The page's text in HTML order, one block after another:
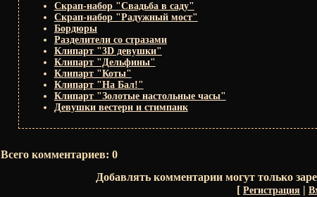
Скрап-набор "Свадьба в саду"
Скрап-набор "Радужный мост"
Бордюры
Разделители со стразами
Клипарт "3D девушки"
Клипарт "Дельфины"
Клипарт "Коты"
Клипарт "На Бал!"
Клипарт "Золотые настольные часы"
Девушки вестерн и стимпанк
Всего комментариев: 0
Добавлять комментарии могут только
[ Регистрация |